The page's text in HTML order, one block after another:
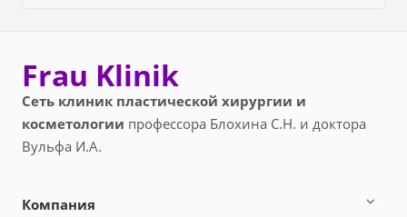
Frau Klinik
Сеть клиник пластической хирургии и
косметологии профессора Блохина С.Н. и доктора
Вульфа И.А.
Компания